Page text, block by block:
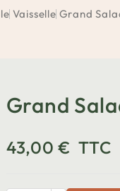
Vaisselle Grand
Grand
43,00 € TTC